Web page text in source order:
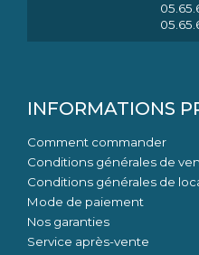
INFORMATIONS
Comment commander
Conditions générales de
Conditions générales de
Mode de paiement
Nos garanties
Service après-vente